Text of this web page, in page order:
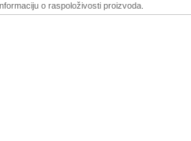
o raspoloživosti proizvoda.